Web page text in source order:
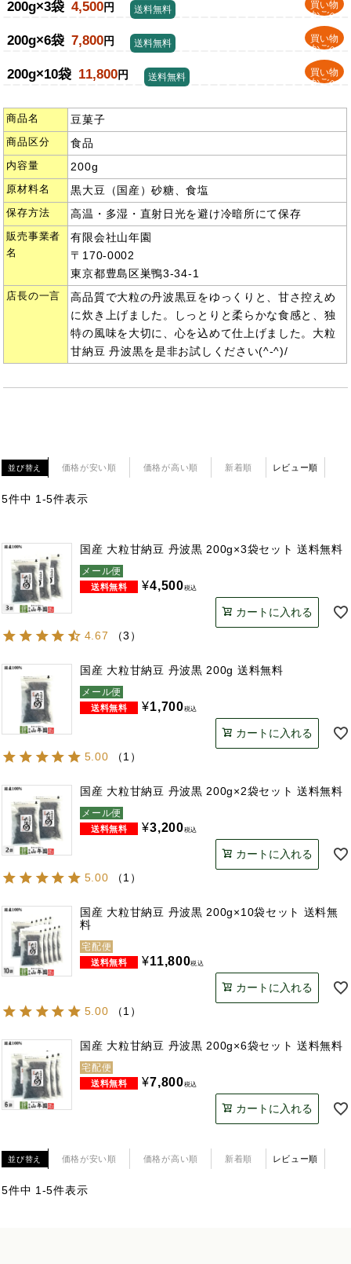
200g×3袋 4,500円
買い物
かごへ
送料無料
200g×6袋 7,800円
買い物
かごへ
送料無料
200g×10袋 11,800円
買い物
かごへ
送料無料
商品名 豆菓子
商品区分 食品
内容量 200g
原材料名 黒大豆（国産）砂糖、食塩
保存方法 高温・多湿・直射日光を避け冷暗所にて保存
販売事業者
名
有限会社山年園
〒170-0002
東京都豊島区巣鴨3-34-1
店長の一言
高品質で大粒の丹波黒豆をゆっくりと、甘さ控えめ
に炊き上げました。しっとりと柔らかな食感と、独
特の風味を大切に、心を込めて仕上げました。大粒
甘納豆 丹波黒を是非お試しください(^-^)/
並び替え 価格が安い順 価格が高い順 新着順 レビュー順
5件中 1-5件表示
国産 大粒甘納豆 丹波黒 200g×3袋セット 送料無料
メール便
¥4,500税込
カートに入れる
4.67
（3 ）
国産 大粒甘納豆 丹波黒 200g 送料無料
メール便
¥1,700税込
カートに入れる
5.00
（1）
国産 大粒甘納豆 丹波黒 200g×2袋セット 送料無料
メール便
¥3,200税込
カートに入れる
5.00
（1）
国産 大粒甘納豆 丹波黒 200g×10袋セット 送料無
料
宅配便
¥11,800税込
カートに入れる
5.00
（1）
国産 大粒甘納豆 丹波黒 200g×6袋セット 送料無料
宅配便
¥7,800税込
カートに入れる
並び替え 価格が安い順 価格が高い順 新着順 レビュー順
5件中 1-5件表示